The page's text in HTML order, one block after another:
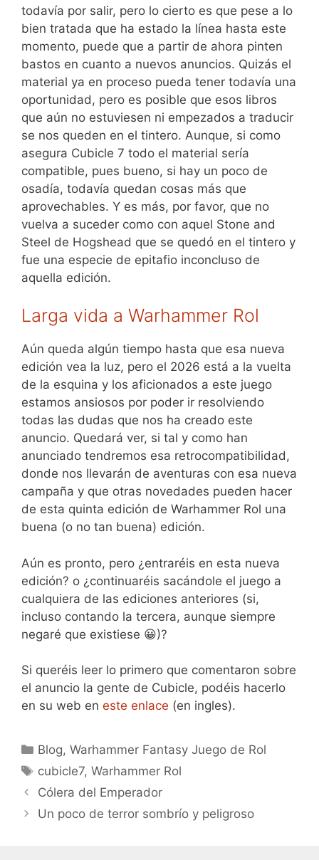
todavía por salir, pero lo cierto es que pese a lo
bien tratada que ha estado la línea hasta este
momento, puede que a partir de ahora pinten
bastos en cuanto a nuevos anuncios. Quizás el
material ya en proceso pueda tener todavía una
oportunidad, pero es posible que esos libros
que aún no estuviesen ni empezados a traducir
se nos queden en el tintero. Aunque, si como
asegura Cubicle 7 todo el material sería
compatible, pues bueno, si hay un poco de
osadía, todavía quedan cosas más que
aprovechables. Y es más, por favor, que no
vuelva a suceder como con aquel Stone and
Steel de Hogshead que se quedó en el tintero y
fue una especie de epitafio inconcluso de
aquella edición.
Larga vida a Warhammer Rol
Aún queda algún tiempo hasta que esa nueva
edición vea la luz, pero el 2026 está a la vuelta
de la esquina y los aficionados a este juego
estamos ansiosos por poder ir resolviendo
todas las dudas que nos ha creado este
anuncio. Quedará ver, si tal y como han
anunciado tendremos esa retrocompatibilidad,
donde nos llevarán de aventuras con esa nueva
campaña y que otras novedades pueden hacer
de esta quinta edición de Warhammer Rol una
buena (o no tan buena) edición.
Aún es pronto, pero ¿entraréis en esta nueva
edición? o ¿continuaréis sacándole el juego a
cualquiera de las ediciones anteriores (si,
incluso contando la tercera, aunque siempre
negaré que existiese 😀)?
Si queréis leer lo primero que comentaron sobre
el anuncio la gente de Cubicle, podéis hacerlo
en su web en este enlace (en ingles).
Categorías
Blog,Warhammer Fantasy Juego de Rol
Etiquetas
cubicle7,Warhammer Rol
Cólera del Emperador
Un poco de terror sombrío y peligroso